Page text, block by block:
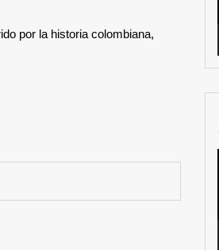
por la historia colombiana,